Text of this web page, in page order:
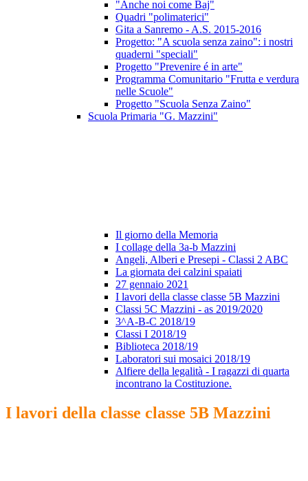
"Anche noi come Baj"
Quadri "polimaterici"
Gita a Sanremo - A.S. 2015-2016
Progetto: "A scuola senza zaino": i nostri
quaderni "speciali"
Progetto "Prevenire é in arte"
Programma Comunitario "Frutta e verdura
nelle Scuole"
Progetto "Scuola Senza Zaino"
Scuola Primaria "G. Mazzini"
Il giorno della Memoria
I collage della 3a-b Mazzini
Angeli, Alberi e Presepi - Classi 2 ABC
La giornata dei calzini spaiati
27 gennaio 2021
I lavori della classe classe 5B Mazzini
Classi 5C Mazzini - as 2019/2020
3^A-B-C 2018/19
Classi I 2018/19
Biblioteca 2018/19
Laboratori sui mosaici 2018/19
Alfiere della legalità - I ragazzi di quarta
incontrano la Costituzione.
I lavori della classe classe 5B Mazzini